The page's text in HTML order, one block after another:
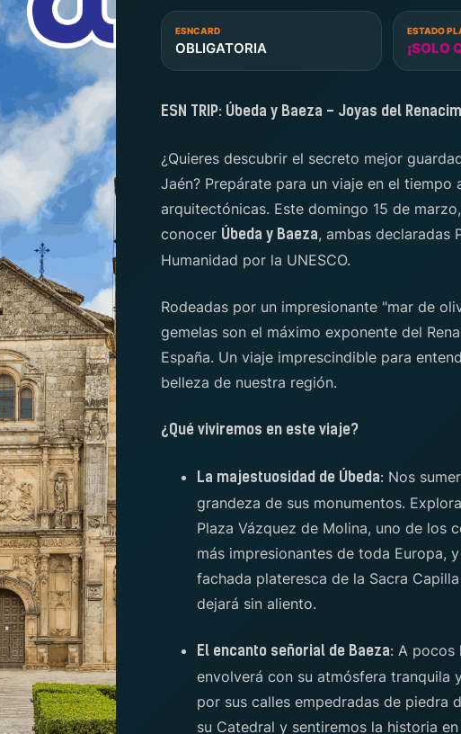
ESNCARD
OBLIGATORIA
ESTADO
¡SOLO
ESN TRIP: Úbeda y Baeza - Joyas del
¿Quieres descubrir el secreto mejor
Jaén? Prepárate para un viaje en el tiempo
arquitectónicas. Este domingo 15 de
conocer Úbeda y Baeza, ambas declaradas
Humanidad por la UNESCO.
Rodeadas por un impresionante "mar de
gemelas son el máximo exponente del
España. Un viaje imprescindible para
belleza de nuestra región.
¿Qué viviremos en este viaje?
La majestuosidad de Úbeda: Nos
grandeza de sus monumentos.
Plaza Vázquez de Molina, uno de los
más impresionantes de toda Europa,
fachada plateresca de la Sacra
dejará sin aliento.
El encanto señorial de Baeza: A pocos
envolverá con su atmósfera tranquila
por sus calles empedradas de piedra
su Catedral y sentiremos la historia